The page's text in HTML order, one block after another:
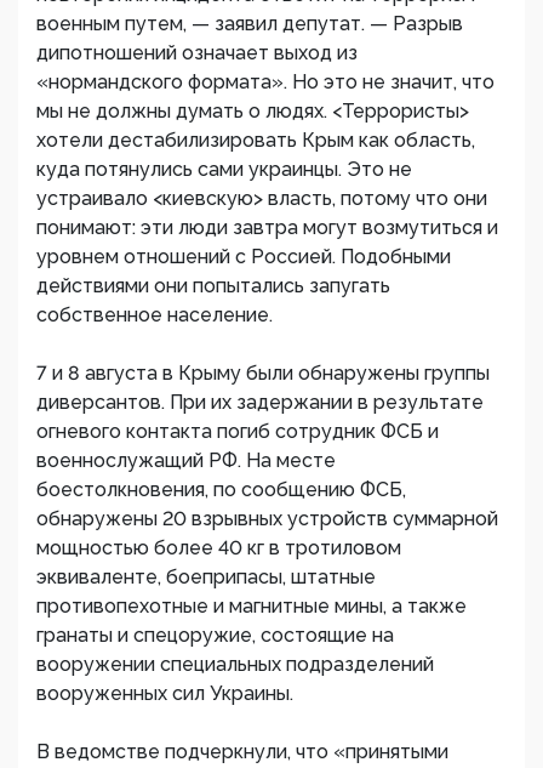
военным путем, — заявил депутат. — Разрыв
дипотношений означает выход из
«нормандского формата». Но это не значит, что
мы не должны думать о людях. <Террористы>
хотели дестабилизировать Крым как область,
куда потянулись сами украинцы. Это не
устраивало <киевскую> власть, потому что они
понимают: эти люди завтра могут возмутиться и
уровнем отношений с Россией. Подобными
действиями они попытались запугать
собственное население.
7 и 8 августа в Крыму были обнаружены группы
диверсантов. При их задержании в результате
огневого контакта погиб сотрудник ФСБ и
военнослужащий РФ. На месте
боестолкновения, по сообщению ФСБ,
обнаружены 20 взрывных устройств суммарной
мощностью более 40 кг в тротиловом
эквиваленте, боеприпасы, штатные
противопехотные и магнитные мины, а также
гранаты и спецоружие, состоящие на
вооружении специальных подразделений
вооруженных сил Украины.
В ведомстве подчеркнули, что «принятыми